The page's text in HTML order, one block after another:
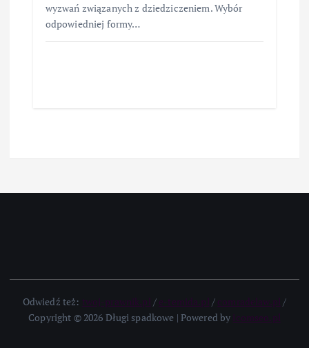
wyzwań związanych z dziedziczeniem. Wybór
odpowiedniej formy…
Odwiedź też: / /
/
Copyright © 2026 Długi spadkowe | Powered by